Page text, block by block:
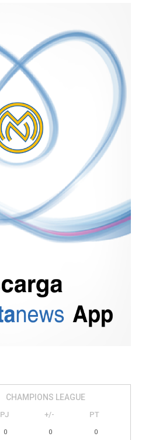
CHAMPIONS LEAGUE
PJ +/- PT
0 0 0